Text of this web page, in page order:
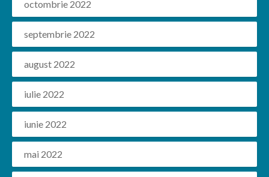
octombrie 2022
septembrie 2022
august 2022
iulie 2022
iunie 2022
mai 2022